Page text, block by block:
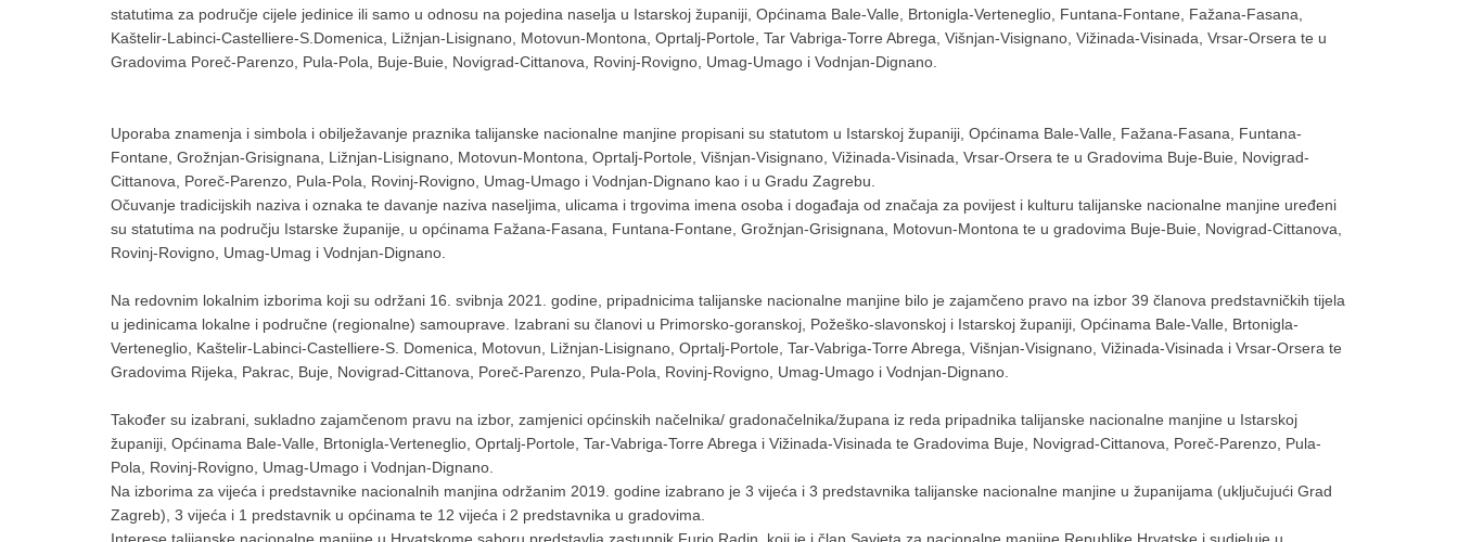
statutima za područje cijele jedinice ili samo u odnosu na pojedina naselja u Istarskoj županiji, Općinama Bale-Valle, Brtonigla-Verteneglio, Funtana-Fontane, Fažana-Fasana,
Kaštelir-Labinci-Castelliere-S.Domenica, Ližnjan-Lisignano, Motovun-Montona, Oprtalj-Portole, Tar Vabriga-Torre Abrega, Višnjan-Visignano, Vižinada-Visinada, Vrsar-Orsera te u
Gradovima Poreč-Parenzo, Pula-Pola, Buje-Buie, Novigrad-Cittanova, Rovinj-Rovigno, Umag-Umago i Vodnjan-Dignano.
Uporaba znamenja i simbola i obilježavanje praznika talijanske nacionalne manjine propisani su statutom u Istarskoj županiji, Općinama Bale-Valle, Fažana-Fasana, Funtana-
Fontane, Grožnjan-Grisignana, Ližnjan-Lisignano, Motovun-Montona, Oprtalj-Portole, Višnjan-Visignano, Vižinada-Visinada, Vrsar-Orsera te u Gradovima Buje-Buie, Novigrad-
Cittanova, Poreč-Parenzo, Pula-Pola, Rovinj-Rovigno, Umag-Umago i Vodnjan-Dignano kao i u Gradu Zagrebu.
Očuvanje tradicijskih naziva i oznaka te davanje naziva naseljima, ulicama i trgovima imena osoba i događaja od značaja za povijest i kulturu talijanske nacionalne manjine uređeni
su statutima na području Istarske županije, u općinama Fažana-Fasana, Funtana-Fontane, Grožnjan-Grisignana, Motovun-Montona te u gradovima Buje-Buie, Novigrad-Cittanova,
Rovinj-Rovigno, Umag-Umag i Vodnjan-Dignano.
Na redovnim lokalnim izborima koji su održani 16. svibnja 2021. godine, pripadnicima talijanske nacionalne manjine bilo je zajamčeno pravo na izbor 39 članova predstavničkih tijela
u jedinicama lokalne i područne (regionalne) samouprave. Izabrani su članovi u Primorsko-goranskoj, Požeško-slavonskoj i Istarskoj županiji, Općinama Bale-Valle, Brtonigla-
Verteneglio, Kaštelir-Labinci-Castelliere-S. Domenica, Motovun, Ližnjan-Lisignano, Oprtalj-Portole, Tar-Vabriga-Torre Abrega, Višnjan-Visignano, Vižinada-Visinada i Vrsar-Orsera te
Gradovima Rijeka, Pakrac, Buje, Novigrad-Cittanova, Poreč-Parenzo, Pula-Pola, Rovinj-Rovigno, Umag-Umago i Vodnjan-Dignano.
Također su izabrani, sukladno zajamčenom pravu na izbor, zamjenici općinskih načelnika/ gradonačelnika/župana iz reda pripadnika talijanske nacionalne manjine u Istarskoj
županiji, Općinama Bale-Valle, Brtonigla-Verteneglio, Oprtalj-Portole, Tar-Vabriga-Torre Abrega i Vižinada-Visinada te Gradovima Buje, Novigrad-Cittanova, Poreč-Parenzo, Pula-
Pola, Rovinj-Rovigno, Umag-Umago i Vodnjan-Dignano.
Na izborima za vijeća i predstavnike nacionalnih manjina održanim 2019. godine izabrano je 3 vijeća i 3 predstavnika talijanske nacionalne manjine u županijama (uključujući Grad
Zagreb), 3 vijeća i 1 predstavnik u općinama te 12 vijeća i 2 predstavnika u gradovima.